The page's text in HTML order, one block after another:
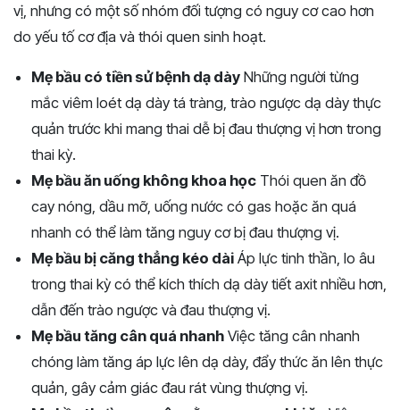
vị, nhưng có một số nhóm đối tượng có nguy cơ cao hơn
do yếu tố cơ địa và thói quen sinh hoạt.
Mẹ bầu có tiền sử bệnh dạ dày Những người từng
mắc viêm loét dạ dày tá tràng, trào ngược dạ dày thực
quản trước khi mang thai dễ bị đau thượng vị hơn trong
thai kỳ.
Mẹ bầu ăn uống không khoa học Thói quen ăn đồ
cay nóng, dầu mỡ, uống nước có gas hoặc ăn quá
nhanh có thể làm tăng nguy cơ bị đau thượng vị.
Mẹ bầu bị căng thẳng kéo dài Áp lực tinh thần, lo âu
trong thai kỳ có thể kích thích dạ dày tiết axit nhiều hơn,
dẫn đến trào ngược và đau thượng vị.
Mẹ bầu tăng cân quá nhanh Việc tăng cân nhanh
chóng làm tăng áp lực lên dạ dày, đẩy thức ăn lên thực
quản, gây cảm giác đau rát vùng thượng vị.